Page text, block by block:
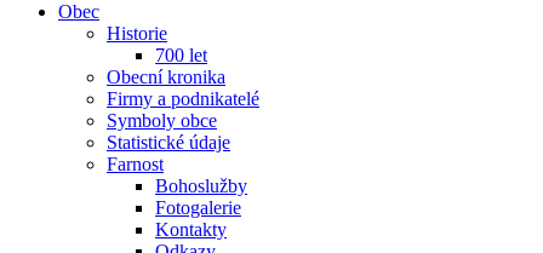
Obec
Historie
700 let
Obecní kronika
Firmy a podnikatelé
Symboly obce
Statistické údaje
Farnost
Bohoslužby
Fotogalerie
Kontakty